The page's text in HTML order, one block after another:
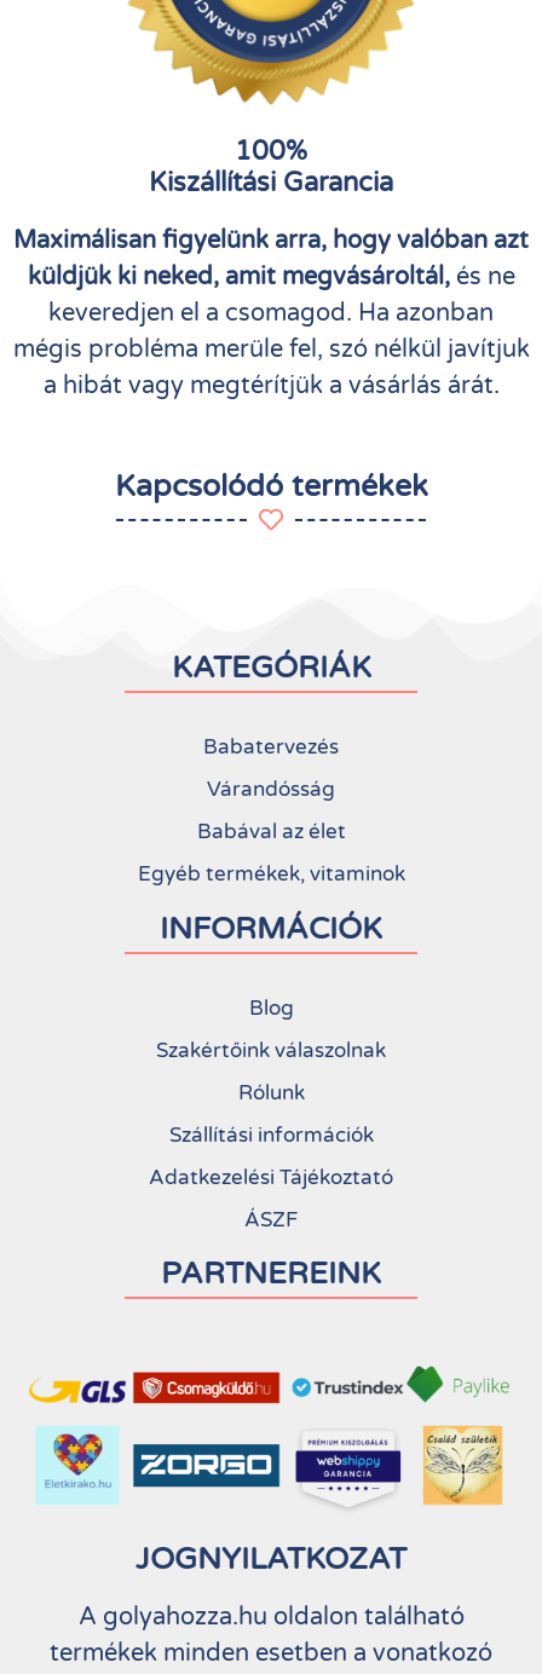
100%
Kiszállítási Garancia
Maximálisan figyelünk arra, hogy valóban azt
küldjük ki neked, amit megvásároltál, és ne
keveredjen el a csomagod. Ha azonban
mégis probléma merüle fel, szó nélkül javítjuk
a hibát vagy megtérítjük a vásárlás árát.
Kapcsolódó termékek
KATEGÓRIÁK
Babatervezés
Várandósság
Babával az élet
Egyéb termékek, vitaminok
INFORMÁCIÓK
Blog
Szakértőink válaszolnak
Rólunk
Szállítási információk
Adatkezelési Tájékoztató
ÁSZF
PARTNEREINK
JOGNYILATKOZAT
A golyahozza.hu oldalon található
termékek minden esetben a vonatkozó